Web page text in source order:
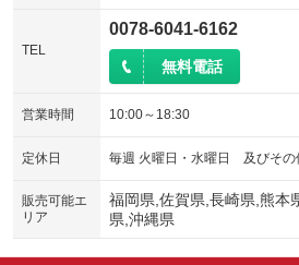
TEL
0078-6041-6162
無料電話
営業時間 10:00～18:30
定休日 毎週 火曜日・水曜日 及びその
販売可能エ
リア
福岡県,佐賀県,長崎県,熊本
県,沖縄県